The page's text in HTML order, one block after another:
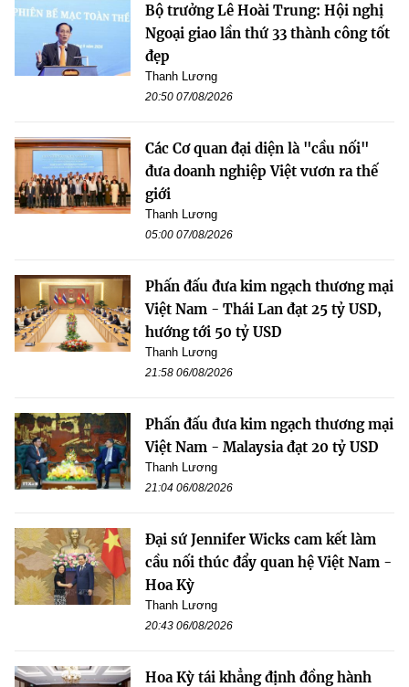
Bộ trưởng Lê Hoài Trung: Hội nghị
Ngoại giao lần thứ 33 thành công tốt
đẹp
Thanh Lương
20:50 07/08/2026
Các Cơ quan đại diện là "cầu nối"
đưa doanh nghiệp Việt vươn ra thế
giới
Thanh Lương
05:00 07/08/2026
Phấn đấu đưa kim ngạch thương mại
Việt Nam - Thái Lan đạt 25 tỷ USD,
hướng tới 50 tỷ USD
Thanh Lương
21:58 06/08/2026
Phấn đấu đưa kim ngạch thương mại
Việt Nam - Malaysia đạt 20 tỷ USD
Thanh Lương
21:04 06/08/2026
Đại sứ Jennifer Wicks cam kết làm
cầu nối thúc đẩy quan hệ Việt Nam -
Hoa Kỳ
Thanh Lương
20:43 06/08/2026
Hoa Kỳ tái khẳng định đồng hành